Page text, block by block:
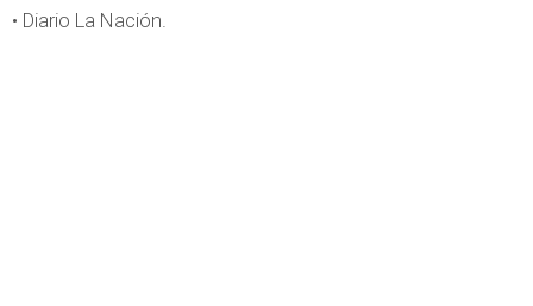
• Diario La Nación.